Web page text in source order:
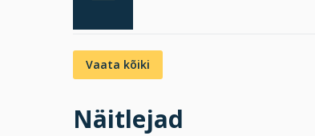
Vaata kõiki
Näitlejad